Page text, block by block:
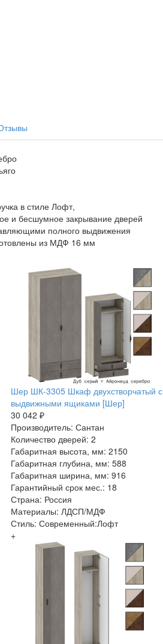
в стиле Лофт,
и бесшумное закрывание дверей
полного выдвижения
из МДФ 16 мм
Шер ШК-3305 Шкаф двухстворчатый с
выдвижными ящиками [Шер]
30 042 ₽
Производитель: Сантан
Количество дверей: 2
Габаритная высота, мм: 2150
Габаритная глубина, мм: 588
Габаритная ширина, мм: 916
Гарантийный срок мес.: 18
Страна: Россия
Материалы: ЛДСП/МДФ
Стиль: Современный:Лофт
+